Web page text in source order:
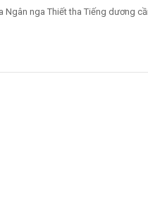
nga Thiết tha Tiếng dương